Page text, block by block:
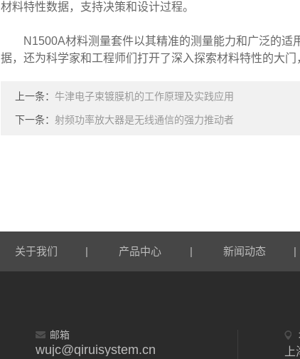
材料特性数据，支持决策和设计过程。
N1500A材料测量套件以其精准的测量能力和广泛的适
据，还为科学家和工程师们打开了深入探索材料特性的大门
上一条： 牛津电子束镀膜机的工作原理及实践应用
下一条： 射频功率放大器是无线通信的强力推动者
关于我们 | 产品中心 | 新闻动态 |
邮箱
wujc@qiruisystem.cn